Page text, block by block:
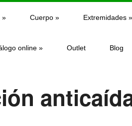
» Cuerpo» Extremidades»
online » Outlet Blog